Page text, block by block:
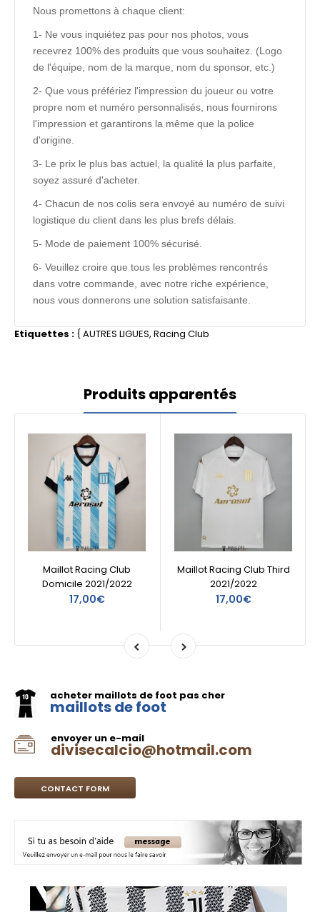
Nous promettons à chaque client:
1- Ne vous inquiétez pas pour nos photos, vous
recevrez 100% des produits que vous souhaitez. (Logo
de l'équipe, nom de la marque, nom du sponsor, etc.)
2- Que vous préfériez l'impression du joueur ou votre
propre nom et numéro personnalisés, nous fournirons
l'impression et garantirons la même que la police
d'origine.
3- Le prix le plus bas actuel, la qualité la plus parfaite,
soyez assuré d'acheter.
4- Chacun de nos colis sera envoyé au numéro de suivi
logistique du client dans les plus brefs délais.
5- Mode de paiement 100% sécurisé.
6- Veuillez croire que tous les problèmes rencontrés
dans votre commande, avec notre riche expérience,
nous vous donnerons une solution satisfaisante.
Etiquettes : {AUTRES LIGUES, Racing Club
Produits apparentés
Maillot Racing Club
Domicile 2021/2022
17,00€
Maillot Racing Club Third
2021/2022
17,00€
acheter maillots de foot pas cher
maillots de foot
envoyer un e-mail
divisecalcio@hotmail.com
CONTACT FORM